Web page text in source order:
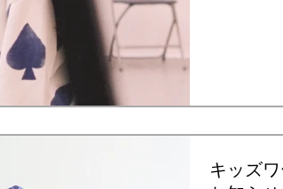
キッズ